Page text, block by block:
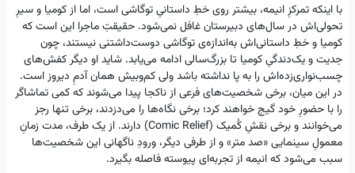
با اینکه تمرکزِ انیمه، بیشتر روی خطِ داستانیِ توگاشی است، اما از کومیا و سیرِ
تحولی‌اش در سال‌های دبیرستان غافل نمی‌شود. حقیقتِ ماجرا این است که
کومیا و خطِ داستانی‌اش به‌اندازه‌ی توگاشی دوست‌داشتنی نیستند، چون
جدیت و یک‌دندگیِ کومیا تا بزرگ‌سالی‌ ادامه می‌یابد. شاید او دیگر کفش‌های
چسب‌نواری‌زده‌اش را به پا نداشته باشد ولی کم‌وبیش همان آدمِ دیروز است.
در این میان، برخی شخصیت‌های فرعی از ناکجا پیدا می‌شوند که کمی تماشاگر
را با حضورِ خود گیج خواهند کرد؛ برخی نگاه‌ها را می‌دزدند، برخی تنها رجز
می‌خوانند و برخی نقشِ کُمیک (Comic Relief) دارند. از یک طرف، مدت زمانِ
معمولِ سینمایی «صد متر» و از طرفی دیگر، ورودِ ناگهانی این شخصیت‌ها
سبب می‌شود که انیمه از تجربه‌ای پیوسته فاصله بگیرد.